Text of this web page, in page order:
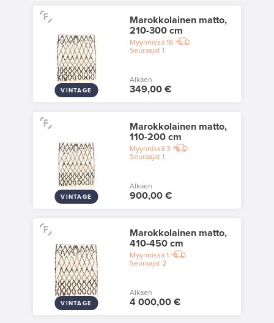
VINTAGE
Marokkolainen matto,
210-300 cm
Myynnissä18
Seuraajat1
Alkaen
349,00 €
VINTAGE
Marokkolainen matto,
110-200 cm
Myynnissä3
Seuraajat1
Alkaen
900,00 €
VINTAGE
Marokkolainen matto,
410-450 cm
Myynnissä1
Seuraajat2
Alkaen
4 000,00 €